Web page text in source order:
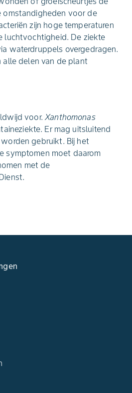
omstandigheden voor de
zijn hoge temperaturen
luchtvochtigheid. De ziekte
waterdruppels overgedragen.
alle delen van de plant
voor.Xanthomonas
Er mag uitsluitend
gebruikt. Bij het
symptomen moet daarom
met de